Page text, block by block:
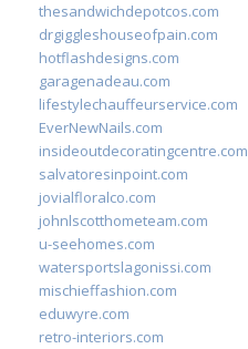
thesandwichdepotcos.com
drgiggleshouseofpain.com
hotflashdesigns.com
garagenadeau.com
lifestylechauffeurservice.com
EverNewNails.com
insideoutdecoratingcentre.com
salvatoresinpoint.com
jovialfloralco.com
johnlscotthometeam.com
u-seehomes.com
watersportslagonissi.com
mischieffashion.com
eduwyre.com
retro-interiors.com